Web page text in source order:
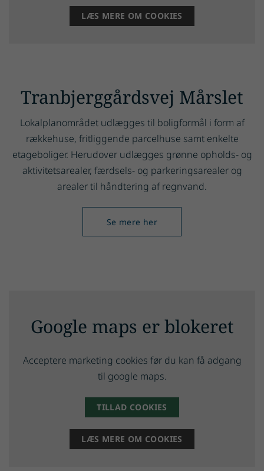
LÆS MERE OM COOKIES
Tranbjerggårdsvej Mårslet
Lokalplanområdet udlægges til boligformål i form af
rækkehuse, fritliggende parcelhuse samt enkelte
etageboliger. Herudover udlægges grønne opholds- og
aktivitetsarealer, færdsels- og parkeringsarealer og
arealer til håndtering af regnvand.
Se mere her
Google maps er blokeret
Acceptere marketing cookies før du kan få adgang
til google maps.
TILLAD COOKIES
LÆS MERE OM COOKIES